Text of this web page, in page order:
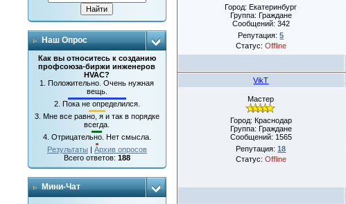
Наш Опрос
Как вы относитесь к созданию
профсоюза-биржи инженеров
HVAC?
1.Положительно. Очень нужная
вещь.
2. Пока не определился.
3. Мне все равно, я и так в порядке
всегда.
4. Отрицательно. Нет смысла.
Результаты | Архив опросов
Всего ответов: 188
Мини-Чат
Город: Екатеринбург
Группа: Граждане
Сообщений: 342
Репутация:5
Статус: Offline
VikT
Мастер
Город: Краснодар
Группа: Граждане
Сообщений: 1565
Репутация:18
Статус: Offline